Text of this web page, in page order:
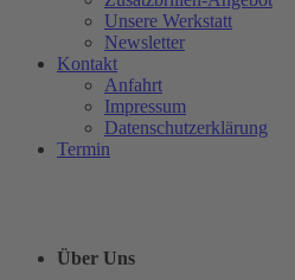
Unsere Werkstatt
Newsletter
Kontakt
Anfahrt
Impressum
Datenschutzerklärung
Termin
Über Uns